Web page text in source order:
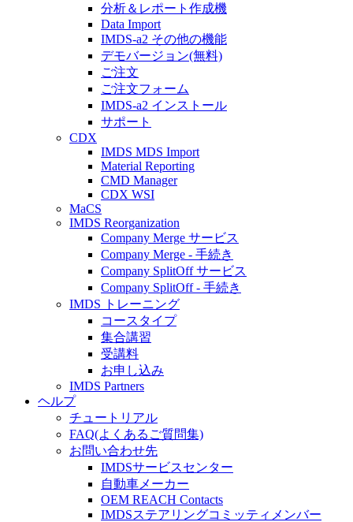
分析＆レポート作成機
Data Import
IMDS-a2 その他の機能
デモバージョン(無料)
ご注文
ご注文フォーム
IMDS-a2 インストール
サポート
CDX
IMDS MDS Import
Material Reporting
CMD Manager
CDX WSI
MaCS
IMDS Reorganization
Company Merge サービス
Company Merge - 手続き
Company SplitOff サービス
Company SplitOff - 手続き
IMDS トレーニング
コースタイプ
集合講習
受講料
お申し込み
IMDS Partners
ヘルプ
チュートリアル
FAQ(よくあるご質問集)
お問い合わせ先
IMDSサービスセンター
自動車メーカー
OEM REACH Contacts
IMDSステアリングコミッティメンバー